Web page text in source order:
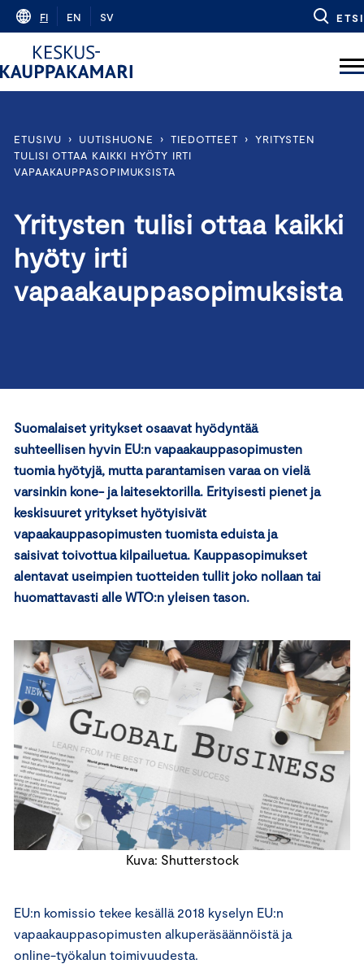
Skip
content
FI EN SV ETSI
ETUSIVU › UUTISHUONE › TIEDOTTEET › YRITYSTEN
TULISI OTTAA KAIKKI HYÖTY IRTI
VAPAAKAUPPASOPIMUKSISTA
Yritysten tulisi ottaa kaikki
hyöty irti
vapaakauppasopimuksista
Suomalaiset yritykset osaavat hyödyntää
suhteellisen hyvin EU:n vapaakauppasopimusten
tuomia hyötyjä, mutta parantamisen varaa on vielä
varsinkin kone- ja laitesektorilla. Erityisesti pienet ja
keskisuuret yritykset hyötyisivät
vapaakauppasopimusten tuomista eduista ja
saisivat toivottua kilpailuetua. Kauppasopimukset
alentavat useimpien tuotteiden tullit joko nollaan tai
huomattavasti alle WTO:n yleisen tason.
Kuva: Shutterstock
EU:n komissio tekee kesällä 2018 kyselyn EU:n
vapaakauppasopimusten alkuperäsäännöistä ja
online-työkalun toimivuudesta.